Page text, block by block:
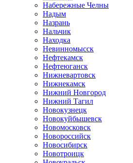
Набережные Челны
Надым
Назрань
Нальчик
Находка
Невинномысск
Нефтекамск
Нефтеюганск
Нижневартовск
Нижнекамск
Нижний Новгород
Нижний Тагил
Новокузнецк
Новокуйбышевск
Новомосковск
Новороссийск
Новосибирск
Новотроицк